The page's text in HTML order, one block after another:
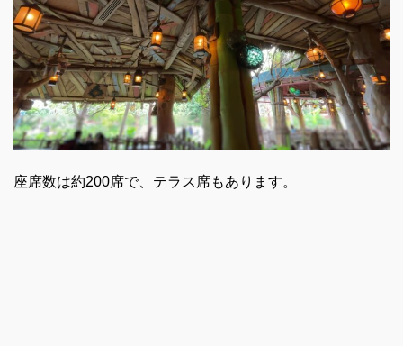
座席数は約200席で、テラス席もあります。